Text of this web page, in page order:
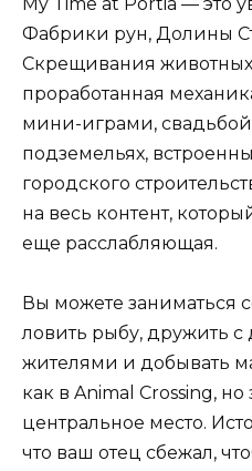
Фабрики рун, Долины
Скрещивания
проработанная
мини-играми,
подземельях,
городского
на весь контент,
еще расслабляющая.
Вы можете заниматься
ловить рыбу, дружить
жителями и добывать
как в Animal Crossing,
центральное место.
что ваш отец сбежал,